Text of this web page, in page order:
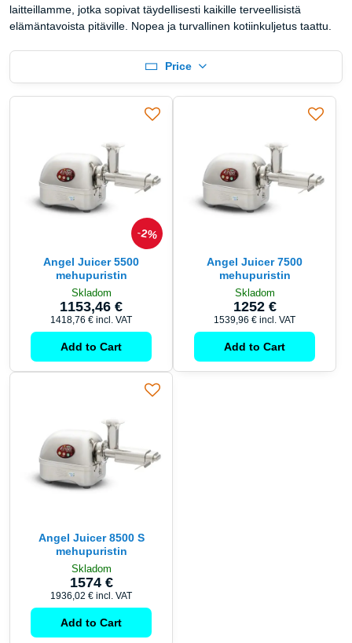
laitteillamme, jotka sopivat täydellisesti kaikille terveellisistä
elämäntavoista pitäville. Nopea ja turvallinen kotiinkuljetus taattu.
Price
2%
Angel Juicer 5500
mehupuristin
Skladom
1153,46 €
1418,76 € incl. VAT
Add to Cart
Angel Juicer 7500
mehupuristin
Skladom
1252 €
1539,96 € incl. VAT
Add to Cart
Angel Juicer 8500 S
mehupuristin
Skladom
1574 €
1936,02 € incl. VAT
Add to Cart